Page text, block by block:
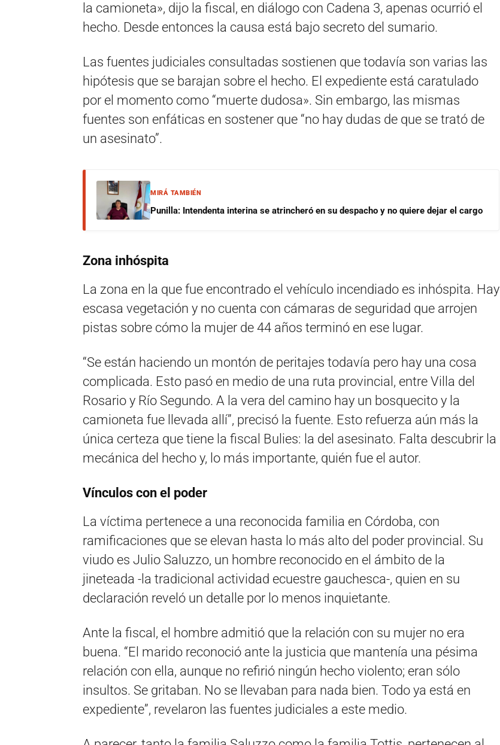
la camioneta», dijo la fiscal, en diálogo con Cadena 3, apenas ocurrió el
hecho. Desde entonces la causa está bajo secreto del sumario.
Las fuentes judiciales consultadas sostienen que todavía son varias las
hipótesis que se barajan sobre el hecho. El expediente está caratulado
por el momento como “muerte dudosa». Sin embargo, las mismas
fuentes son enfáticas en sostener que “no hay dudas de que se trató de
un asesinato”.
MIRÁ TAMBIÉN
Punilla: Intendenta interina se atrincheró en su despacho y no quiere dejar el cargo
Zona inhóspita
La zona en la que fue encontrado el vehículo incendiado es inhóspita. Hay
escasa vegetación y no cuenta con cámaras de seguridad que arrojen
pistas sobre cómo la mujer de 44 años terminó en ese lugar.
“Se están haciendo un montón de peritajes todavía pero hay una cosa
complicada. Esto pasó en medio de una ruta provincial, entre Villa del
Rosario y Río Segundo. A la vera del camino hay un bosquecito y la
camioneta fue llevada allí”, precisó la fuente. Esto refuerza aún más la
única certeza que tiene la fiscal Bulies: la del asesinato. Falta descubrir la
mecánica del hecho y, lo más importante, quién fue el autor.
Vínculos con el poder
La víctima pertenece a una reconocida familia en Córdoba, con
ramificaciones que se elevan hasta lo más alto del poder provincial. Su
viudo es Julio Saluzzo, un hombre reconocido en el ámbito de la
jineteada -la tradicional actividad ecuestre gauchesca-, quien en su
declaración reveló un detalle por lo menos inquietante.
Ante la fiscal, el hombre admitió que la relación con su mujer no era
buena. “El marido reconoció ante la justicia que mantenía una pésima
relación con ella, aunque no refirió ningún hecho violento; eran sólo
insultos. Se gritaban. No se llevaban para nada bien. Todo ya está en
expediente”, revelaron las fuentes judiciales a este medio.